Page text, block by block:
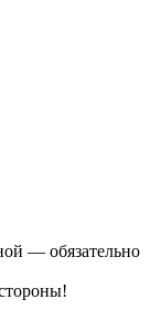
— обязательно